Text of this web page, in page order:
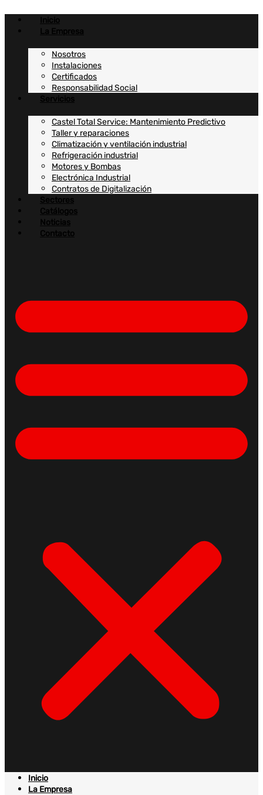
contenido
Inicio
La Empresa
Nosotros
Instalaciones
Certificados
Responsabilidad Social
Servicios
Castel Total Service: Mantenimiento Predictivo
Taller y reparaciones
Climatización y ventilación industrial
Refrigeración industrial
Motores y Bombas
Electrónica Industrial
Contratos de Digitalización
Sectores
Catálogos
Noticias
Contacto
Inicio
La Empresa